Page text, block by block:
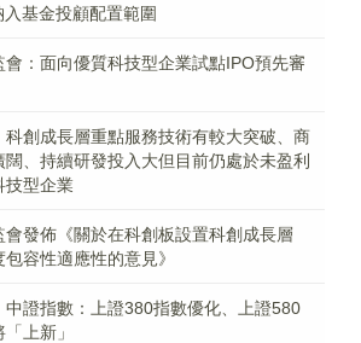
基金投顧配置範圍
會：面向優質科技型企業試點IPO預先審
科創成長層重點服務技術有較大突破、商
闊、持續研發投入大但目前仍處於未盈利
技型企業
會發佈《關於在科創板設置科創成長層
容性適應性的意見》
中證指數：上證380指數優化、上證580
上新」